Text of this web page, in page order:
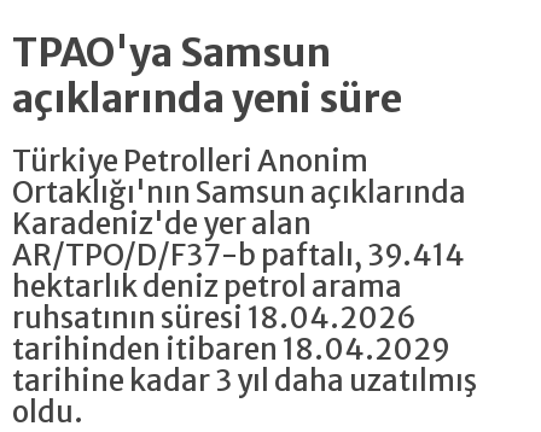
TPAO'ya Samsun
açıklarında yeni süre
Türkiye Petrolleri Anonim
Ortaklığı'nın Samsun açıklarında
Karadeniz'de yer alan
AR/TPO/D/F37-b paftalı, 39.414
hektarlık deniz petrol arama
ruhsatının süresi 18.04.2026
tarihinden itibaren 18.04.2029
tarihine kadar 3 yıl daha uzatılmış
oldu.